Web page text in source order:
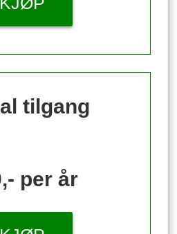
tilgang
per år